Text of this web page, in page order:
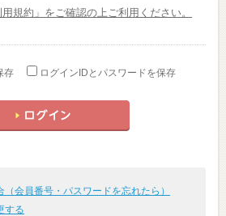
規約」をご確認の上ご利用ください。
存 ログインIDとパスワードを保存
会員番号・パスワードを忘れたら）
する